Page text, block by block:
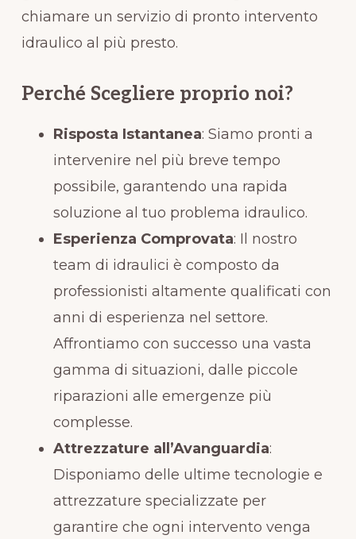
chiamare un servizio di pronto intervento
idraulico al più presto.
Perché Scegliere proprio noi?
Risposta Istantanea: Siamo pronti a
intervenire nel più breve tempo
possibile, garantendo una rapida
soluzione al tuo problema idraulico.
Esperienza Comprovata: Il nostro
team di idraulici è composto da
professionisti altamente qualificati con
anni di esperienza nel settore.
Affrontiamo con successo una vasta
gamma di situazioni, dalle piccole
riparazioni alle emergenze più
complesse.
Attrezzature all’Avanguardia:
Disponiamo delle ultime tecnologie e
attrezzature specializzate per
garantire che ogni intervento venga